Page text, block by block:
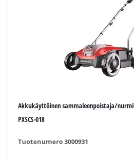
Akkukäyttöinen sammaleenpoistaja/
PXSCS-018
Tuotenumero 3000931